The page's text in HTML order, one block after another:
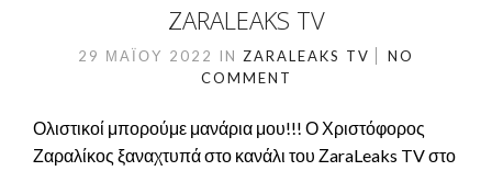
ZARALEAKS TV
29 ΜΑΪ́ΟΥ 2022 IN ZARALEAKS TV
NO
COMMENT
Ολιστικοί μπορούμε μανάρια μου!!! Ο Χριστόφορος
Ζαραλίκος ξαναχτυπά στο κανάλι του ΖaraLeaks TV στο